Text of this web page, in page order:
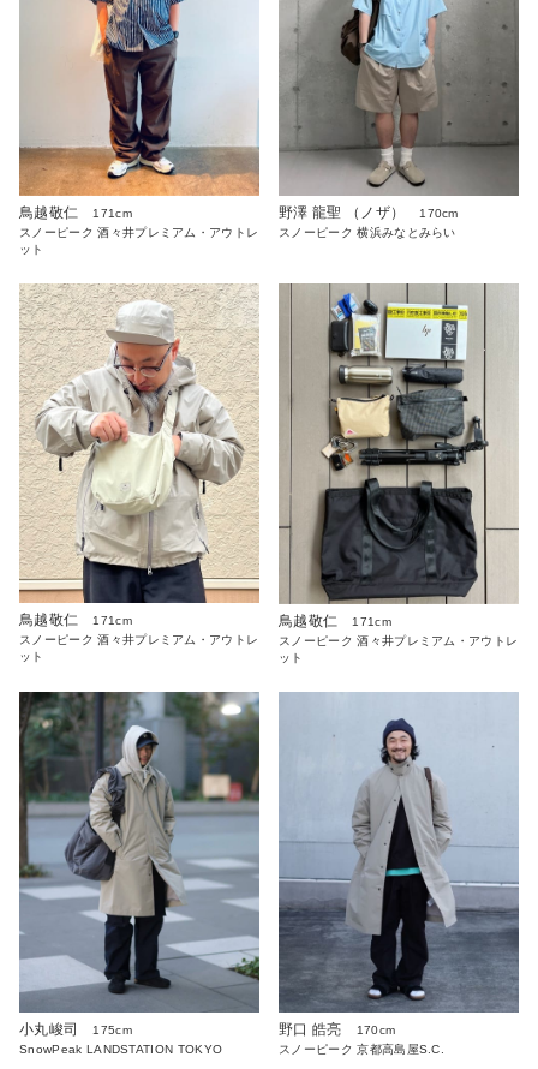
鳥越敬仁
171cm
スノーピーク 酒々井プレミアム・アウトレ
ット
野澤 龍聖 （ノザ）
170cm
スノーピーク 横浜みなとみらい
鳥越敬仁
171cm
スノーピーク 酒々井プレミアム・アウトレ
ット
鳥越敬仁
171cm
スノーピーク 酒々井プレミアム・アウトレ
ット
小丸峻司
175cm
SnowPeak LANDSTATION TOKYO
野口 皓亮
170cm
スノーピーク 京都高島屋S.C.